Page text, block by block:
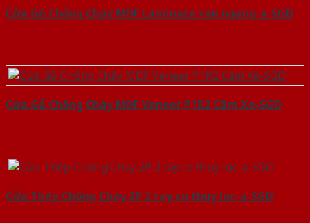
Cửa Gỗ Chống Cháy MDF Laminate van ngang-a-SGD
Cửa Gỗ Chống Cháy MDF Veneer P1R2 Căm Xe-SGD
Cửa Thép Chống Cháy 2P 2 tay co thuy luc-a-SGD